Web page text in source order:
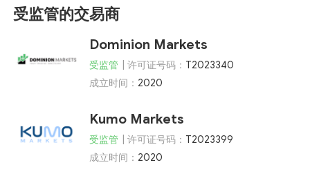
受监管的交易商
Dominion Markets
受监管 | 许可证号码： T2023340
成立时间： 2020
Kumo Markets
受监管 | 许可证号码： T2023399
成立时间： 2020